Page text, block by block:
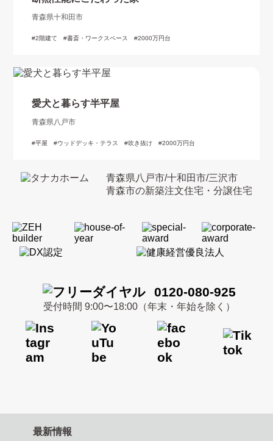
青森県十和田市
2階建て 書斎・ワークスペース 2000万円台
愛犬と暮らす半平屋
青森県八戸市
平屋 ウッドデッキ・テラス 吹き抜け 2000万円台
青森県八戸市/十和田市/三沢市
青森市の新築注文住宅・分譲住宅
0120-080-925
受付時間 9:00〜18:00（年末・年始を除く）
最新情報